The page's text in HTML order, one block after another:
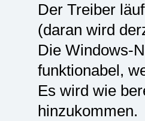
Der Treiber
(daran wird
Die Windows-
funktionabel,
Es wird wie
hinzukommen.